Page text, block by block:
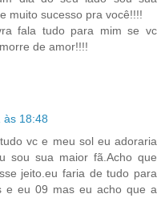
muito sucesso pra você!!!!
fala tudo para mim se vc
de amor!!!!
às 18:48
vc e meu sol eu adoraria
sou sua maior fã.Acho que
jeito.eu faria de tudo para
e eu 09 mas eu acho que a